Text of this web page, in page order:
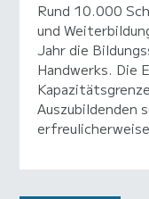
Rund 10.000
und
Jahr die
Handwerks. Die
Auszubildenden